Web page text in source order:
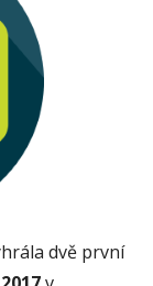
dvě první